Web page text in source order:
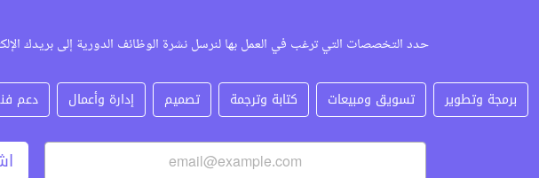
حدد التخصصات التي ترغب في العمل بها لنرسل نشرة الوظائف الدورية إلى بريدك
برمجة وتطوير تسويق ومبيعات كتابة وترجمة تصميم إدارة وأعمال دعم